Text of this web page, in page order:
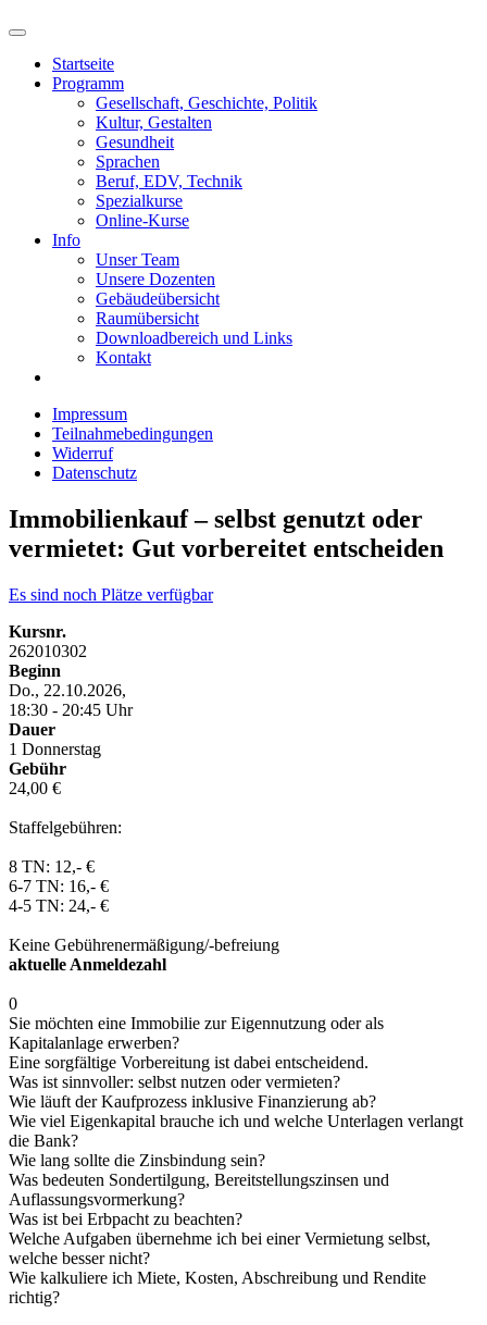
Startseite
Programm
Gesellschaft, Geschichte, Politik
Kultur, Gestalten
Gesundheit
Sprachen
Beruf, EDV, Technik
Spezialkurse
Online-Kurse
Info
Unser Team
Unsere Dozenten
Gebäudeübersicht
Raumübersicht
Downloadbereich und Links
Kontakt
Impressum
Teilnahmebedingungen
Widerruf
Datenschutz
Immobilienkauf – selbst genutzt oder
vermietet: Gut vorbereitet entscheiden
Es sind noch Plätze verfügbar
Kursnr.
262010302
Beginn
Do., 22.10.2026,
18:30 - 20:45 Uhr
Dauer
1 Donnerstag
Gebühr
24,00 €
Staffelgebühren:
8 TN: 12,- €
6-7 TN: 16,- €
4-5 TN: 24,- €
Keine Gebührenermäßigung/-befreiung
aktuelle Anmeldezahl
0
Sie möchten eine Immobilie zur Eigennutzung oder als
Kapitalanlage erwerben?
Eine sorgfältige Vorbereitung ist dabei entscheidend.
Was ist sinnvoller: selbst nutzen oder vermieten?
Wie läuft der Kaufprozess inklusive Finanzierung ab?
Wie viel Eigenkapital brauche ich und welche Unterlagen verlangt
die Bank?
Wie lang sollte die Zinsbindung sein?
Was bedeuten Sondertilgung, Bereitstellungszinsen und
Auflassungsvormerkung?
Was ist bei Erbpacht zu beachten?
Welche Aufgaben übernehme ich bei einer Vermietung selbst,
welche besser nicht?
Wie kalkuliere ich Miete, Kosten, Abschreibung und Rendite
richtig?